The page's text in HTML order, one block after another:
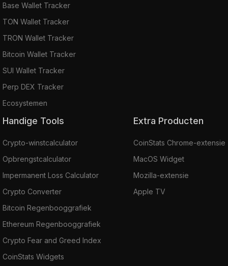
Base Wallet Tracker
TON Wallet Tracker
TRON Wallet Tracker
Bitcoin Wallet Tracker
SUI Wallet Tracker
Perp DEX Tracker
Ecosystemen
Handige Tools
Crypto-winstcalculator
Opbrengstcalculator
Impermanent Loss Calculator
Crypto Converter
Bitcoin Regenbooggrafiek
Ethereum Regenbooggrafiek
Crypto Fear and Greed Index
CoinStats Widgets
Extra Producten
CoinStats Chrome-extensie
MacOS Widget
Mozilla-extensie
Apple TV